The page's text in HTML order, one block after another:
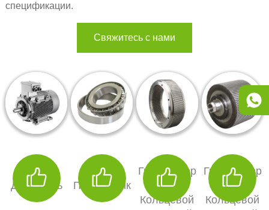
спецификации.
Свяжитесь с нами
Siemens
Двигатель
SKF
Подшипник
Гранулятор
С
Кольцевой
Гранулятор
С
Кольцевой